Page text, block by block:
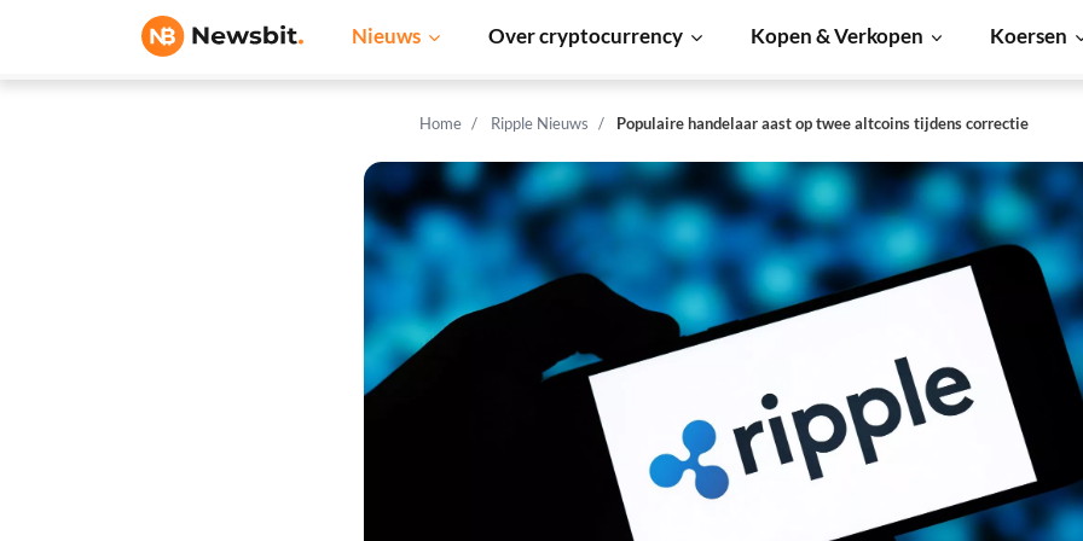
Nieuws Over cryptocurrency Kopen & Verkopen Koersen
Home Ripple Nieuws Populaire handelaar aast op twee altcoins tijdens correctie